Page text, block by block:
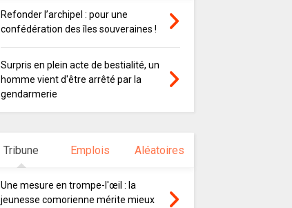
Refonder l’archipel : pour une
confédération des îles souveraines !
Surpris en plein acte de bestialité, un
homme vient d'être arrêté par la
gendarmerie
Tribune Emplois Aléatoires
Une mesure en trompe-l'œil : la
jeunesse comorienne mérite mieux